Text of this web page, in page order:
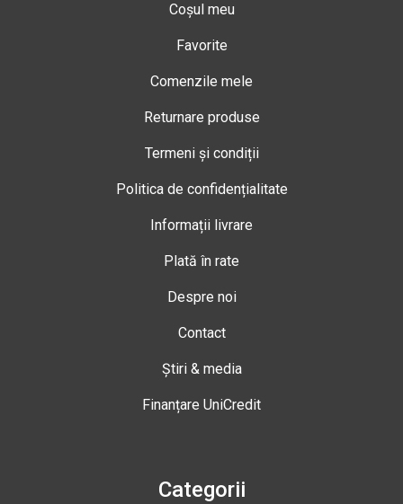
Coșul meu
Favorite
Comenzile mele
Returnare produse
Termeni și condiții
Politica de confidențialitate
Informații livrare
Plată în rate
Despre noi
Contact
Știri & media
Finanțare UniCredit
Categorii